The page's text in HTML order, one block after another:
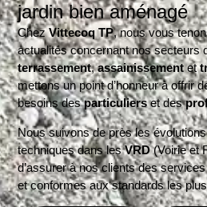
jardin bien aménagé
ChezVittecoq TP, nous vous
actualités concernant nos secteurs
terrassement,assainissementet
mettons un point d’honneur à offrir
besoins desparticulierset des
Nous suivons de près les
techniques dans lesVRD(Voirie et
d’assurer à nos clients des
et conformes aux standards les